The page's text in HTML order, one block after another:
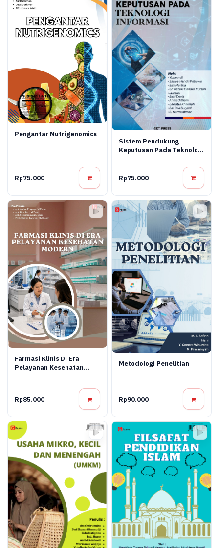
Pengantar Nutrigenomics
Rp75.000
Sistem Pendukung
Keputusan Pada Teknologi
Rp75.000
Farmasi Klinis Di Era
Pelayanan Kesehatan
Rp85.000
Metodologi Penelitian
Rp90.000